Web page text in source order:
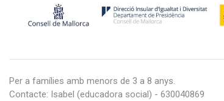
Per a famílies amb menors de 3 a 8 anys.
Contacte: Isabel (educadora social) - 630040869